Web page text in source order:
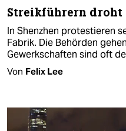
Streikführern droht
In Shenzhen protestieren
Fabrik. Die Behörden
Gewerkschaften sind oft
Von Felix Lee